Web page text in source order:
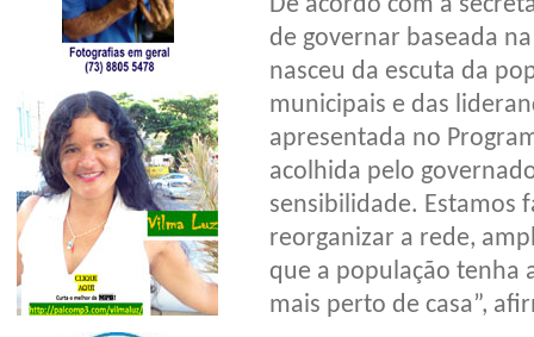
de governar baseada
nasceu da escuta da
municipais e das
apresentada no
acolhida pelo
sensibilidade. Estamos
reorganizar a rede,
que a população tenha
mais perto de casa”,